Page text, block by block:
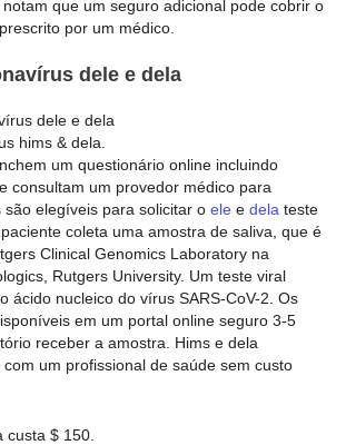
que um seguro adicional pode cobrir o
por um médico.
dele e dela
hims & dela.
um questionário online incluindo
consultam um provedor médico para
elegíveis para solicitar o ele e dela teste
coleta uma amostra de saliva, que é
Clinical Genomics Laboratory na
Rutgers University. Um teste viral
ácido nucleico do vírus SARS-CoV-2. Os
em um portal online seguro 3-5
receber a amostra. Hims e dela
um profissional de saúde sem custo
custa $ 150.